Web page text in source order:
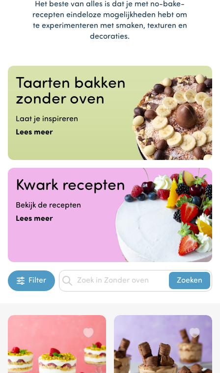
Het beste van alles is dat je met no-bake-
recepten eindeloze mogelijkheden hebt om
te experimenteren met smaken, texturen en
decoraties.
Taarten bakken
zonder oven
Laat je inspireren
Lees meer
Kwark recepten
Bekijk de recepten
Lees meer
Filter Zoeken